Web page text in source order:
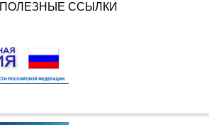
ПОЛЕЗНЫЕ ССЫЛКИ